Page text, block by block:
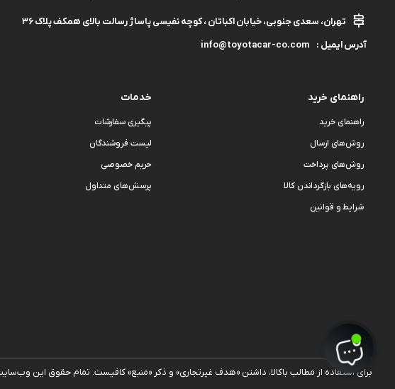
تهران، سعدی جنوبی، خیابان اکباتان ، کوچه نفیسی پاساژ رسالت بالای همکف پلاک 36
آدرس ایمیل :
info@toyotacar-co.com
راهنمای خرید
راهنمای خرید
روش‌های ارسال
روش‌های پرداخت
رویه‌های بازگرداندن کالا
شرایط و قوانین
خدمات
پیگیری سفارشات
لیست فروشندگان
حریم خصوصی
پرسش‌های متداول
برای استفاده از مطالب با‌کالا، داشتن «هدف غیرتجاری» و ذکر «منبع» کافیست. تمام حقوق اين